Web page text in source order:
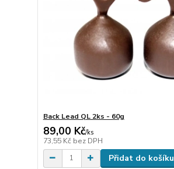
Back Lead QL 2ks - 60g
89,00 Kč/ks
73,55 Kč bez DPH
Přidat do košíku